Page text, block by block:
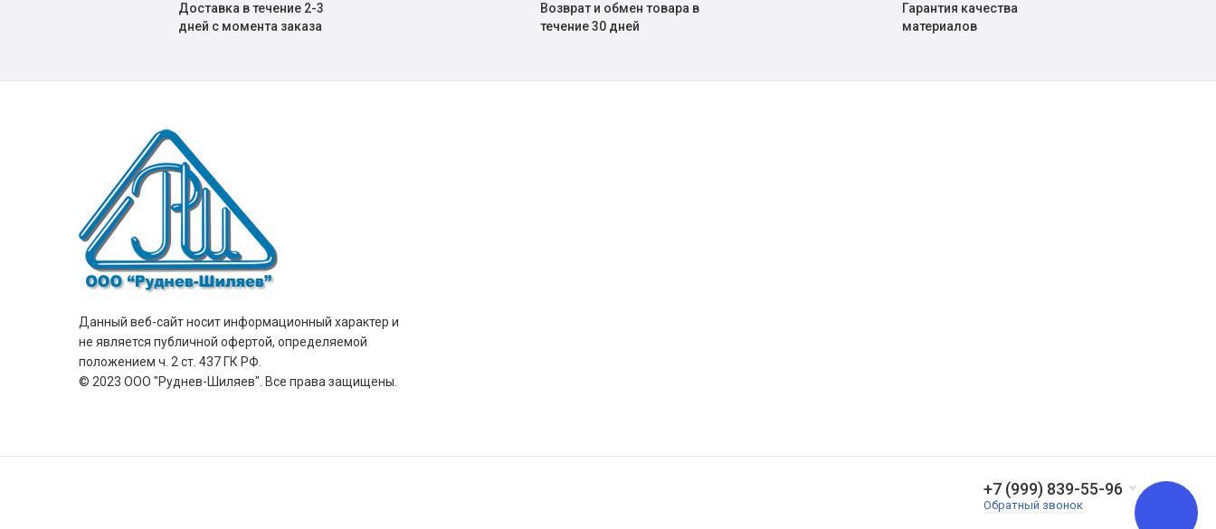
Доставка в течение 2-3
дней с момента заказа
Возврат и обмен товара в
течение 30 дней
Гарантия качества
материалов
Данный веб-сайт носит информационный характер и
не является публичной офертой, определяемой
положением ч. 2 ст. 437 ГК РФ.
© 2023 ООО "Руднев-Шиляев". Все права защищены.
+7 (999) 839-55-96
Обратный звонок